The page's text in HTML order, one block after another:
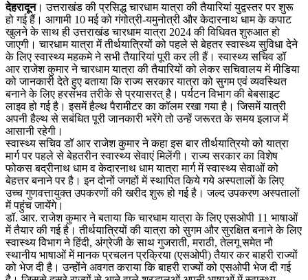
देहरादून। उत्तराखंड की प्रसिद्ध चारधाम यात्रा की तैयारियां युद्वस्तर पर शुरू
हो गई हैं। आगामी 10 मई को गंगोत्री-यमुनोत्री और केदारनाथ धाम के कपाट
खुलने के साथ ही उत्तराखंड चारधाम यात्रा 2024 की विधिवत शुरुआत हो
जाएगी। चारधाम यात्रा में तीर्थयात्रियों को पहले से बेहतर स्वास्थ्य सुविधा देने
के लिए स्वास्थ्य महकमे ने सभी तैयारियां पूरी कर ली हैं। स्वास्थ्य सचिव डॉ
आर राजेश कुमार ने चारधाम यात्रा की तैयारियों को लेकर सचिवालय में मीडिया
को जानकारी देते हुए बताया कि राज्य सरकार यात्रा को सुगम एवं व्यवस्थित
बनाने के लिए हरसंभव तरीके से प्रयासरत् है। पर्यटन विभाग की बेबसाइट
लाइव हो गई है। इसमें हैल्थ पैरामीटर का कॉलम रखा गया है। जिसमें यात्री
अपनी हैल्थ से सबंधित पूरी जानकारी भरेंगे तो उन्हें जरूरत के समय इलाज में
आसानी रहेगी।
स्वास्थ्य सचिव डॉ आर राजेश कुमार ने कहा इस बार तीर्थयात्रियो को यात्रा
मार्ग पर पहले से बेहतरीन स्वास्थ्य सेवाएं मिलेंगी। राज्य सरकार का विशेष
फोकस बद्रीनाथ धाम व केदारनाथ धाम यात्रा मार्ग में स्वास्थ्य सेवाओं को
बेहत्तर बनाने पर है। इन दोनों जगहों में स्थापित किये गये अस्पतालों के लिए
उच्च गुणवत्तायुक्त उपकरणों की खरीद शुरू हो गई है। जल्द उपकरण अस्पतालों
में पहुंच जायेंगे।
डॉ. आर. राजेश कुमार ने बताया कि चारधाम यात्रा के लिए एसओपी 11 भाषाओं
में तैयार की गई है। तीर्थयात्रियों की यात्रा को सुगम और सुरक्षित बनाने के लिए
स्वास्थ्य विेभाग ने हिंदी, अंग्रेजी के साथ गुजराती, मराठी, तेलगू समेत नौ
स्थानीय भाषाओं में मानक प्रचलन प्रक्रिया (एसओपी) तैयार कर बाहरी राज्यों
को भेज दी है। उन्होंने अवगत कराया कि बाहरी राज्यों को एसओपी भेज दी गई